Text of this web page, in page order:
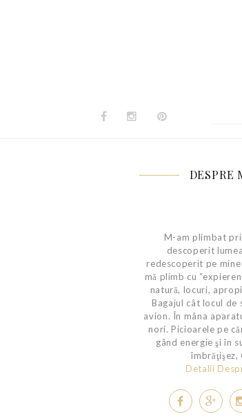
DESPRE
M-am plimbat
descoperit
redescoperit pe mine
mă plimb cu
natură, locuri,
Bagajul cât locul de
avion. În mâna
nori. Picioarele pe
gând energie şi în
îmbrăţişez,
Detalii